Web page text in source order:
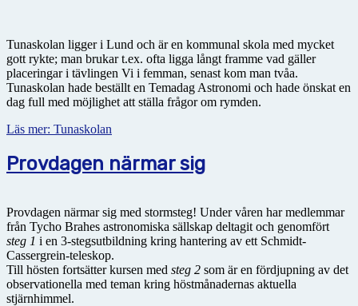
Tunaskolan ligger i Lund och är en kommunal skola med mycket
gott rykte; man brukar t.ex. ofta ligga långt framme vad gäller
placeringar i tävlingen Vi i femman, senast kom man tvåa.
Tunaskolan hade beställt en Temadag Astronomi och hade önskat en
dag full med möjlighet att ställa frågor om rymden.
Läs mer: Tunaskolan
Provdagen närmar sig
Provdagen närmar sig med stormsteg! Under våren har medlemmar
från Tycho Brahes astronomiska sällskap deltagit och genomfört
steg 1 i en 3-stegsutbildning kring hantering av ett Schmidt-
Cassergrein-teleskop.
Till hösten fortsätter kursen med steg 2 som är en fördjupning av det
observationella med teman kring höstmånadernas aktuella
stjärnhimmel.